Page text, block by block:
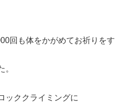
回も体をかがめてお祈りをす
。
ッククライミングに